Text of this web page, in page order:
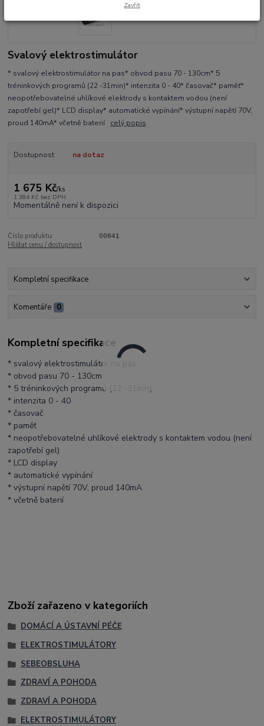
Svalový elektrostimulátor
* svalový elektrostimulátor na pas* obvod pasu 70 - 130cm* 5
tréninkových programů (22 -31min)* intenzita 0 - 40* časovač* paměť*
neopotřebovatelné uhlíkové elektrody s kontaktem vodou (není
zapotřebí gel)* LCD display* automatické vypínání* výstupní napětí 70V,
proud 140mA* včetně baterií celý popis
Dostupnost na dotaz
1 675 Kč/ks
1 384 Kč bez DPH
Momentálně není k dispozici
Číslo produktu:
00641
Hlídat cenu / dostupnost
Kompletní specifikace
Komentáře 0
Kompletní specifikace
* svalový elektrostimulátor na pas
* obvod pasu 70 - 130cm
* 5 tréninkových programů (22 -31min)
* intenzita 0 - 40
* časovač
* paměť
* neopotřebovatelné uhlíkové elektrody s kontaktem vodou (není
zapotřebí gel)
* LCD display
* automatické vypínání
* výstupní napětí 70V, proud 140mA
* včetně baterií
Zboží zařazeno v kategoriích
DOMÁCÍ A ÚSTAVNÍ PÉČE
ELEKTROSTIMULÁTORY
SEBEOBSLUHA
ZDRAVÍ A POHODA
ZDRAVÍ A POHODA
ELEKTROSTIMULÁTORY
Zavřít